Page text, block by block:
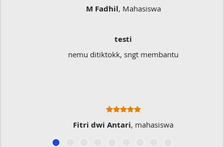
M Fadhil, Mahasiswa
testi
nemu ditiktokk, sngt membantu
Fitri dwi Antari, mahasiswa